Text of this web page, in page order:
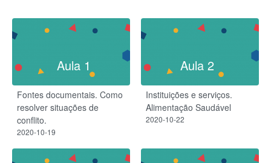
Aula 1
Fontes documentais. Como
resolver situações de
conflito.
2020-10-19
Aula 2
Instituições e serviços.
Alimentação Saudável
2020-10-22